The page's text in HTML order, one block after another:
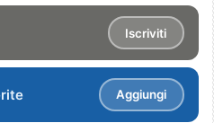
Iscriviti
Aggiungi